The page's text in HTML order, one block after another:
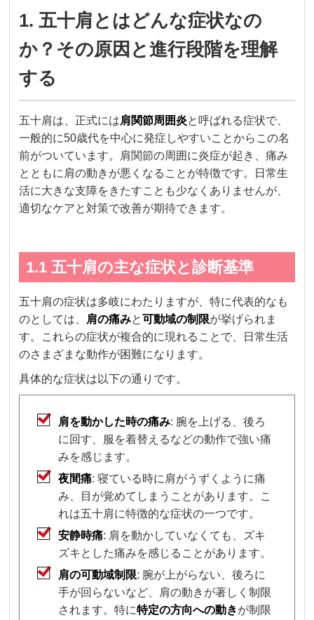
1. 五十肩とはどんな症状なの
か？その原因と進行段階を理解
する
五十肩は、正式には肩関節周囲炎と呼ばれる症状で、
一般的に50歳代を中心に発症しやすいことからこの名
前がついています。肩関節の周囲に炎症が起き、痛み
とともに肩の動きが悪くなることが特徴です。日常生
活に大きな支障をきたすことも少なくありませんが、
適切なケアと対策で改善が期待できます。
1.1 五十肩の主な症状と診断基準
五十肩の症状は多岐にわたりますが、特に代表的なも
のとしては、
肩の痛みと可動域の制限が挙げられま
す。これらの症状が複合的に現れることで、日常生活
のさまざまな動作が困難になります。
具体的な症状は以下の通りです。
肩を動かした時の痛み: 腕を上げる、後ろ
に回す、服を着替えるなどの動作で強い痛
みを感じます。
夜間痛: 寝ている時に肩がうずくように痛
み、目が覚めてしまうことがあります。こ
れは五十肩に特徴的な症状の一つです。
安静時痛: 肩を動かしていなくても、ズキ
ズキとした痛みを感じることがあります。
肩の可動域制限: 腕が上がらない、後ろに
手が回らないなど、肩の動きが著しく制限
されます。特に特定の方向への動きが制限